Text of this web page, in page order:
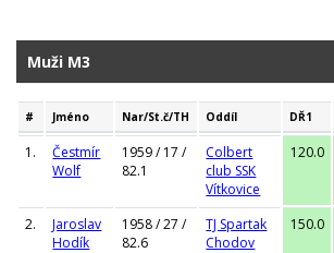
Muži M3
# Jméno Nar/St.č/TH Oddíl DŘ1
1.
Čestmír
Wolf
1959 / 17 /
82.1
Colbert
club SSK
Vítkovice
120.0
2.
Jaroslav
Hodík
1958 / 27 /
82.6
TJ Spartak
Chodov
150.0